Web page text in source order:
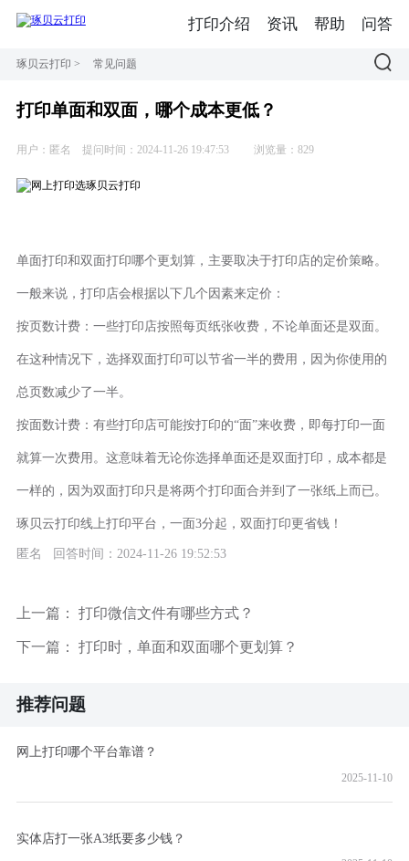
琢贝云打印 > 常见问题
打印单面和双面，哪个成本更低？
用户：匿名 提问时间：2024-11-26 19:47:53 浏览量：829
单面打印和双面打印哪个更划算，主要取决于打印店的定价策略。
一般来说，打印店会根据以下几个因素来定价：
按页数计费：一些打印店按照每页纸张收费，不论单面还是双面。
在这种情况下，选择双面打印可以节省一半的费用，因为你使用的
总页数减少了一半。
按面数计费：有些打印店可能按打印的“面”来收费，即每打印一面
就算一次费用。这意味着无论你选择单面还是双面打印，成本都是
一样的，因为双面打印只是将两个打印面合并到了一张纸上而已。
琢贝云打印线上打印平台，一面3分起，双面打印更省钱！
匿名 回答时间：2024-11-26 19:52:53
上一篇： 打印微信文件有哪些方式？
下一篇： 打印时，单面和双面哪个更划算？
推荐问题
网上打印哪个平台靠谱？
2025-11-10
实体店打一张A3纸要多少钱？
打印介绍 资讯 帮助 问答